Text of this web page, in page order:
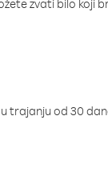
zvati bilo koji
trajanju od 30